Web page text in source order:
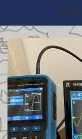
content
金. 8